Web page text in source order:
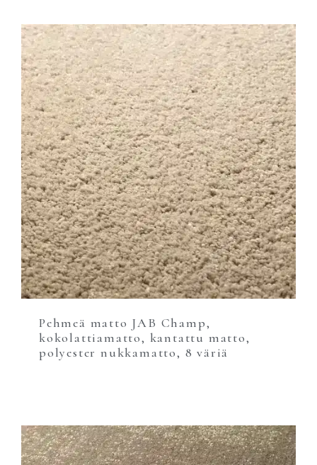
Pehmeä matto JAB Champ,
kokolattiamatto, kantattu matto,
polyester nukkamatto, 8 väriä